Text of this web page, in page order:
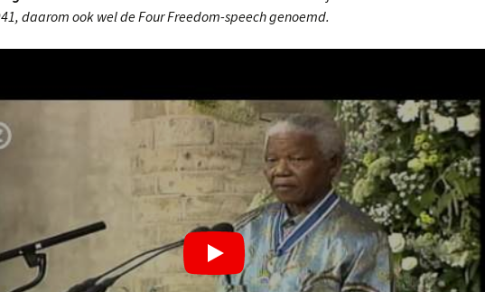
daarom ook wel de Four Freedom-speech genoemd.